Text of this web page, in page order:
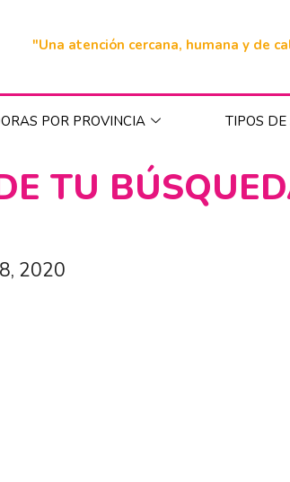
"Una atención cercana, humana y de
POR PROVINCIA TIPOS DE
TU
2020